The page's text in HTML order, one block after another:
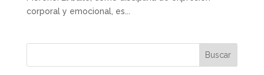
corporal y emocional, es...
Buscar